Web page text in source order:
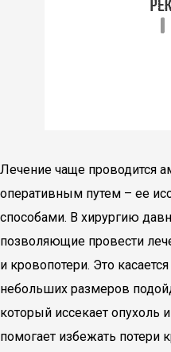
Лечение чаще проводится
оперативным путем – ее
способами. В хирургию
позволяющие провести
и кровопотери. Это
небольших размеров
который иссекает опухоль
помогает избежать потери